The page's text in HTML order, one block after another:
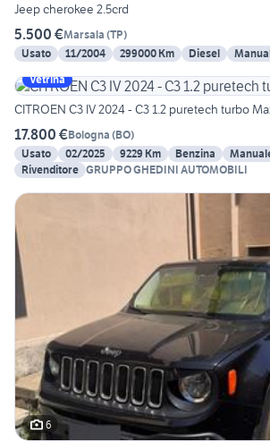
Jeep cherokee 2.5crd
5.500 €Marsala (TP)
Usato
11/2004 299000 Km Diesel
Vetrina
CITROEN C3 IV 2024 - C3 1.2 puretech turbo
17.800 €Bologna (BO)
Usato
02/2025 9229 Km Benzina
Rivenditore GRUPPO GHEDINI AUTOMOBILI
6